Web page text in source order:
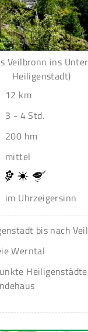
Veilbronn ins
Heiligenstadt)
12 km
3 - 4 Std.
200 hm
mittel
im Uhrzeigersinn
bis nach
Werntal